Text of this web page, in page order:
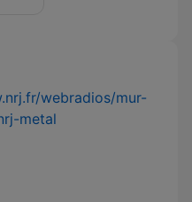
webradios/mur-
metal